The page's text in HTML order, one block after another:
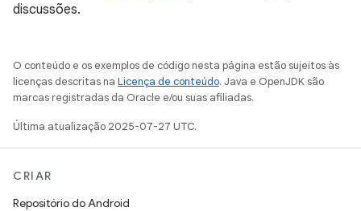
discussões.
O conteúdo e os exemplos de código nesta página estão sujeitos às
licenças descritas na Licença de conteúdo. Java e OpenJDK são
marcas registradas da Oracle e/ou suas afiliadas.
Última atualização 2025-07-27 UTC.
CRIAR
Repositório do Android